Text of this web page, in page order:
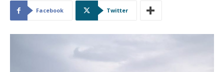
Facebook Twitter